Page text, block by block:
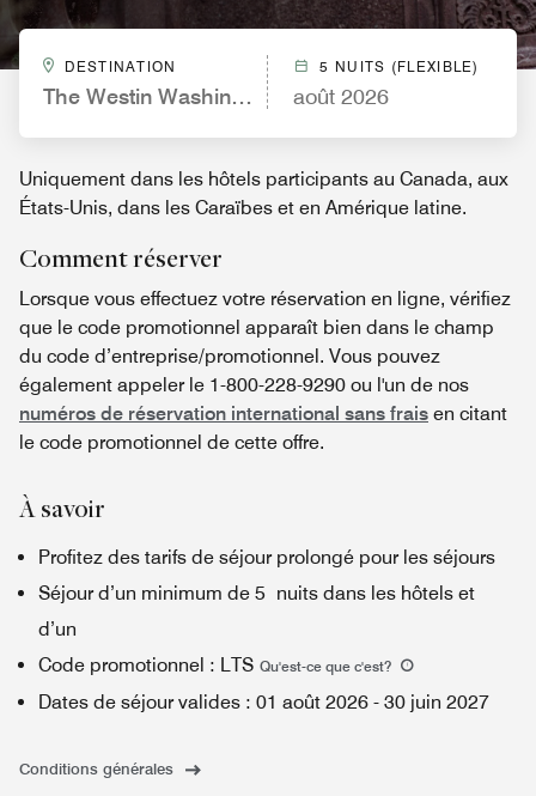
DESTINATION
The Westin Washington National Harbor
5 NUITS (FLEXIBLE)
août 2026
Uniquement dans les hôtels participants au Canada, aux
États-Unis, dans les Caraïbes et en Amérique latine.
Comment réserver
Lorsque vous effectuez votre réservation en ligne, vérifiez
que le code promotionnel apparaît bien dans le champ
du code d’entreprise/promotionnel. Vous pouvez
également appeler le 1-800-228-9290 ou l'un de nos
numéros de réservation international sans frais en citant
le code promotionnel de cette offre.
À savoir
Profitez des tarifs de séjour prolongé pour les séjours
Séjour d’un minimum de 5 nuits dans les hôtels et
d’un
Code promotionnel : LTS Qu'est-ce que c'est?
Dates de séjour valides : 01 août 2026 - 30 juin 2027
Conditions générales